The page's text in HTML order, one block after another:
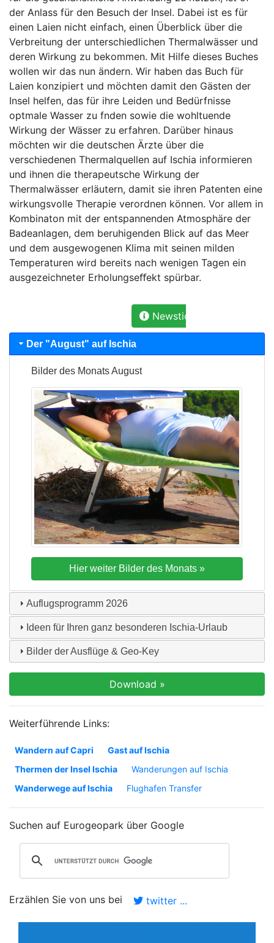
der Anlass für den Besuch der Insel. Dabei ist es für
einen Laien nicht einfach, einen Überblick über die
Verbreitung der unterschiedlichen Thermalwässer und
deren Wirkung zu bekommen. Mit Hilfe dieses Buches
wollen wir das nun ändern. Wir haben das Buch für
Laien konzipiert und möchten damit den Gästen der
Insel helfen, das für ihre Leiden und Bedürfnisse
optmale Wasser zu fnden sowie die wohltuende
Wirkung der Wässer zu erfahren. Darüber hinaus
möchten wir die deutschen Ärzte über die
verschiedenen Thermalquellen auf Ischia informieren
und ihnen die therapeutsche Wirkung der
Thermalwässer erläutern, damit sie ihren Patenten eine
wirkungsvolle Therapie verordnen können. Vor allem in
Kombinaton mit der entspannenden Atmosphäre der
Badeanlagen, dem beruhigenden Blick auf das Meer
und dem ausgewogenen Klima mit seinen milden
Temperaturen wird bereits nach wenigen Tagen ein
ausgezeichneter Erholungseﬀekt spürbar.
Newsticker: Praktikant
Der "August" auf Ischia
Bilder des MonatsAugust
Auflugsprogramm 2026
Ideen für Ihren ganz besonderen Ischia-Urlaub
Bilder der Ausflüge & Geo-Key
Weiterführende Links:
Wandern auf Capri
Gast auf Ischia
Thermen der Insel Ischia
Wanderungen auf Ischia
Wanderwege auf Ischia
Flughafen Transfer
Suchen auf Eurogeopark über Google
Erzählen Sie von uns bei twitter ...